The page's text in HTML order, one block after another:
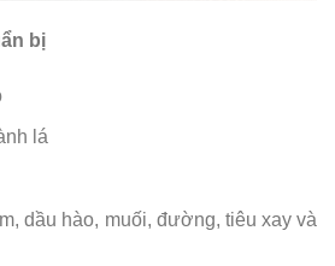
bị
lá
dầu hào, muối, đường, tiêu xay và